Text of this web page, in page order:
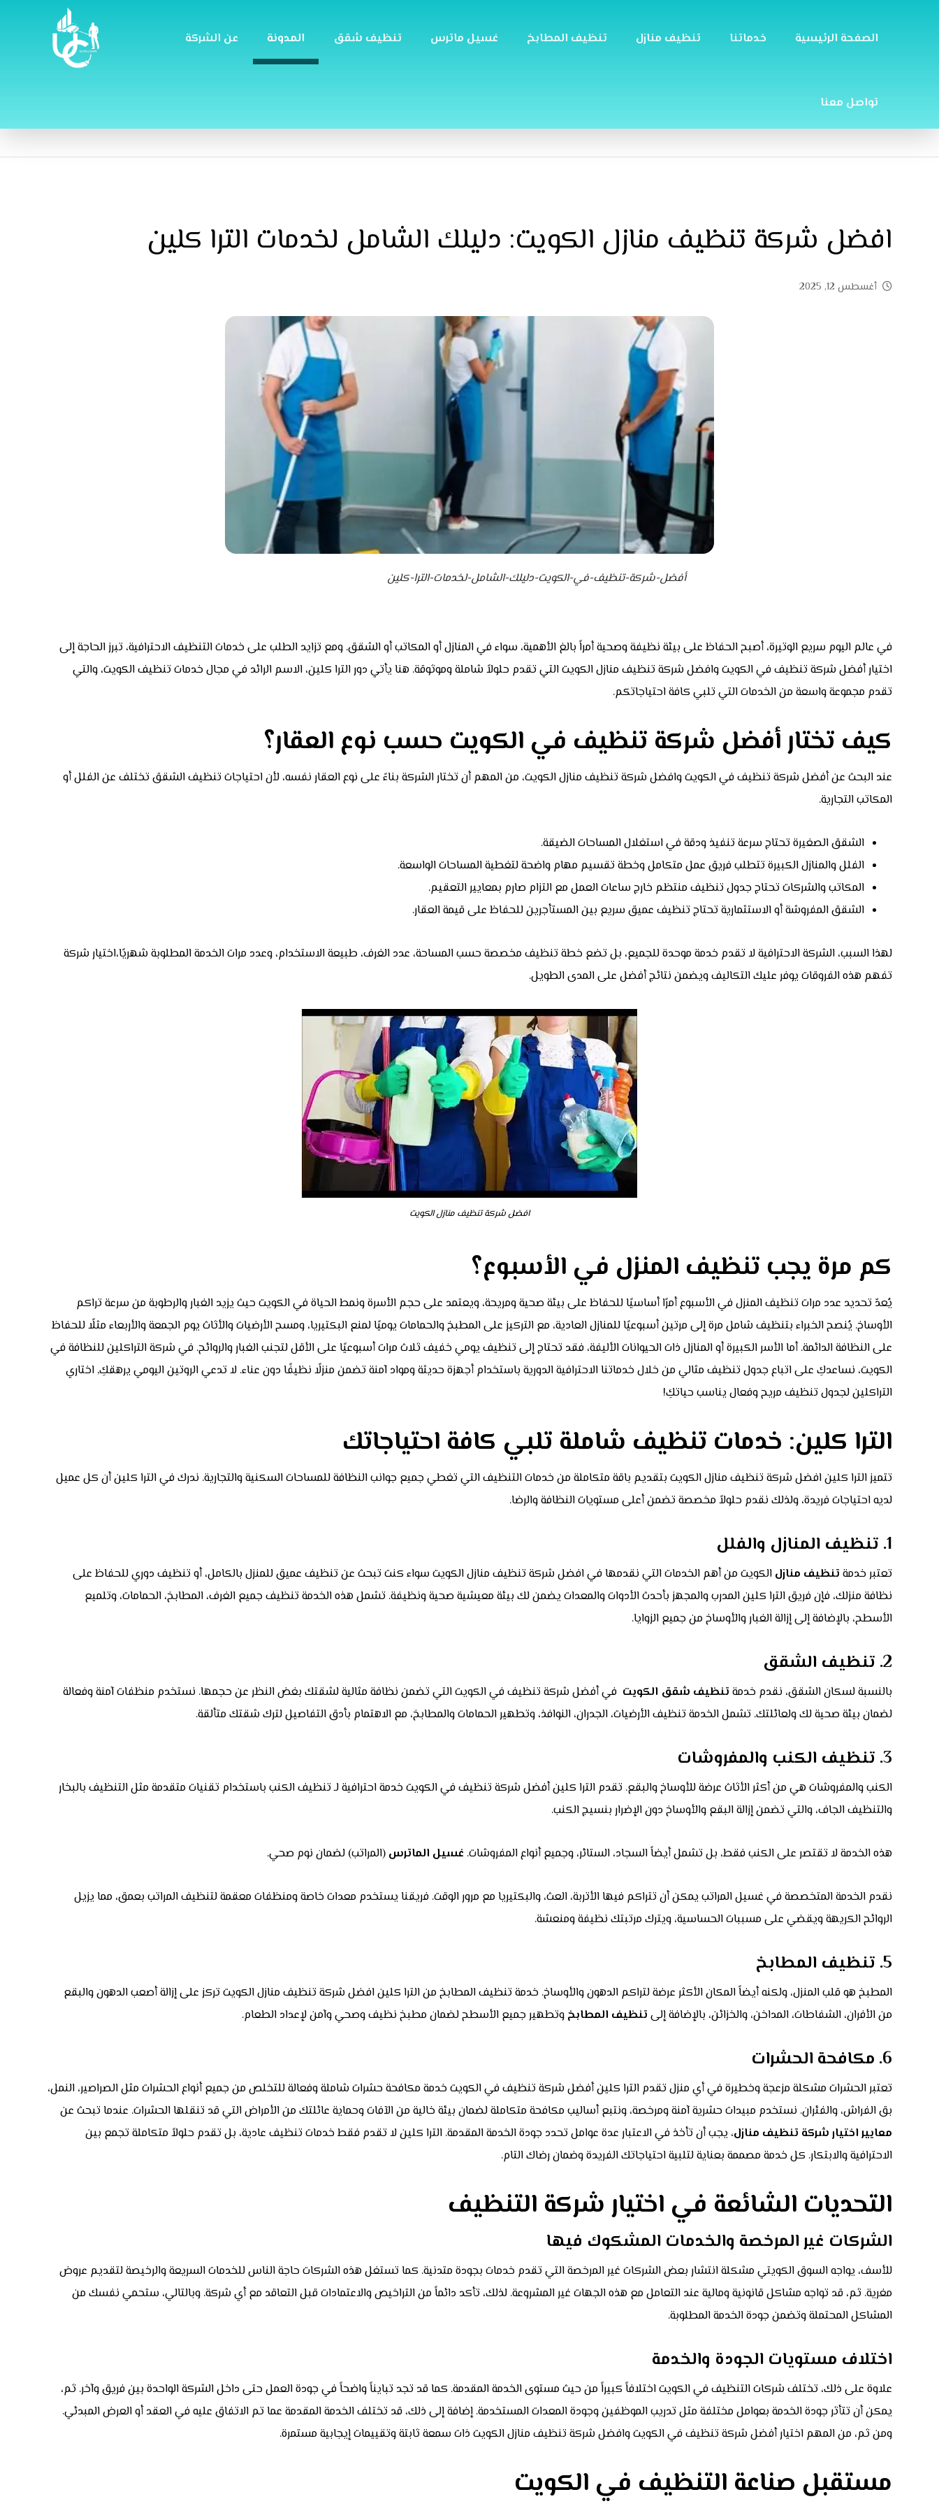
الصفحة الرئيسية خدماتنا تنظيف منازل تنظيف المطابخ غسيل ماترس تنظيف شقق المدونة عن الشركة
تواصل معنا
افضل شركة تنظيف منازل الكويت: دليلك الشامل لخدمات الترا كلين
أغسطس 12, 2025
أفضل-شركة-تنظيف-في-الكويت-دليلك-الشامل-لخدمات-الترا-كلين
في عالم اليوم سريع الوتيرة، أصبح الحفاظ على بيئة نظيفة وصحية أمراً بالغ الأهمية، سواء في المنازل أو المكاتب أو الشقق. ومع تزايد الطلب على خدمات التنظيف الاحترافية، تبرز الحاجة إلى
اختيار أفضل شركة تنظيف في الكويت وافضل شركة تنظيف منازل الكويت التي تقدم حلولاً شاملة وموثوقة. هنا يأتي دور الترا كلين، الاسم الرائد في مجال خدمات تنظيف الكويت، والتي
تقدم مجموعة واسعة من الخدمات التي تلبي كافة احتياجاتكم.
كيف تختار أفضل شركة تنظيف في الكويت حسب نوع العقار؟
عند البحث عن أفضل شركة تنظيف في الكويت وافضل شركة تنظيف منازل الكويت، من المهم أن تختار الشركة بناءً على نوع العقار نفسه، لأن احتياجات تنظيف الشقق تختلف عن الفلل أو
المكاتب التجارية.
الشقق الصغيرة تحتاج سرعة تنفيذ ودقة في استغلال المساحات الضيقة.
الفلل والمنازل الكبيرة تتطلب فريق عمل متكامل وخطة تقسيم مهام واضحة لتغطية المساحات الواسعة.
المكاتب والشركات تحتاج جدول تنظيف منتظم خارج ساعات العمل مع التزام صارم بمعايير التعقيم.
الشقق المفروشة أو الاستثمارية تحتاج تنظيف عميق سريع بين المستأجرين للحفاظ على قيمة العقار.
لهذا السبب، الشركة الاحترافية لا تقدم خدمة موحدة للجميع، بل تضع خطة تنظيف مخصصة حسب المساحة، عدد الغرف، طبيعة الاستخدام، وعدد مرات الخدمة المطلوبة شهريًا،اختيار شركة
تفهم هذه الفروقات يوفر عليك التكاليف ويضمن نتائج أفضل على المدى الطويل.
افضل شركة تنظيف منازل الكويت
كم مرة يجب تنظيف المنزل في الأسبوع؟
يُعدّ تحديد عدد مرات تنظيف المنزل في الأسبوع أمرًا أساسيًا للحفاظ على بيئة صحية ومريحة، ويعتمد على حجم الأسرة ونمط الحياة في الكويت حيث يزيد الغبار والرطوبة من سرعة تراكم
الأوساخ. يُنصح الخبراء بتنظيف شامل مرة إلى مرتين أسبوعيًا للمنازل العادية، مع التركيز على المطبخ والحمامات يوميًا لمنع البكتيريا، ومسح الأرضيات والأثاث يوم الجمعة والأربعاء مثلًا للحفاظ
على النظافة الدائمة. أما الأسر الكبيرة أو المنازل ذات الحيوانات الأليفة، فقد تحتاج إلى تنظيف يومي خفيف ثلاث مرات أسبوعيًا على الأقل لتجنب الغبار والروائح. في شركة التراكلين للنظافة في
الكويت، نساعدكِ على اتباع جدول تنظيف مثالي من خلال خدماتنا الاحترافية الدورية باستخدام أجهزة حديثة ومواد آمنة تضمن منزلًا نظيفًا دون عناء. لا تدعي الروتين اليومي يرهقكِ, اختاري
التراكلين لجدول تنظيف مريح وفعال يناسب حياتكِ!
الترا كلين: خدمات تنظيف شاملة تلبي كافة احتياجاتك
تتميز الترا كلين افضل شركة تنظيف منازل الكويت بتقديم باقة متكاملة من خدمات التنظيف التي تغطي جميع جوانب النظافة للمساحات السكنية والتجارية. ندرك في الترا كلين أن كل عميل
لديه احتياجات فريدة، ولذلك نقدم حلولاً مخصصة تضمن أعلى مستويات النظافة والرضا.
1. تنظيف المنازل والفلل
تعتبر خدمة تنظيف منازل الكويت من أهم الخدمات التي نقدمها في افضل شركة تنظيف منازل الكويت سواء كنت تبحث عن تنظيف عميق للمنزل بالكامل، أو تنظيف دوري للحفاظ على
نظافة منزلك، فإن فريق الترا كلين المدرب والمجهز بأحدث الأدوات والمعدات يضمن لك بيئة معيشية صحية ونظيفة. تشمل هذه الخدمة تنظيف جميع الغرف، المطابخ، الحمامات، وتلميع
الأسطح، بالإضافة إلى إزالة الغبار والأوساخ من جميع الزوايا.
2. تنظيف الشقق
بالنسبة لسكان الشقق، نقدم خدمة تنظيف شقق الكويت في أفضل شركة تنظيف في الكويت التي تضمن نظافة مثالية لشقتك بغض النظر عن حجمها. نستخدم منظفات آمنة وفعالة
لضمان بيئة صحية لك ولعائلتك. تشمل الخدمة تنظيف الأرضيات، الجدران، النوافذ، وتطهير الحمامات والمطابخ، مع الاهتمام بأدق التفاصيل لترك شقتك متألقة.
3. تنظيف الكنب والمفروشات
الكنب والمفروشات هي من أكثر الأثاث عرضة للأوساخ والبقع. تقدم الترا كلين أفضل شركة تنظيف في الكويت خدمة احترافية لـ تنظيف الكنب باستخدام تقنيات متقدمة مثل التنظيف بالبخار
والتنظيف الجاف، والتي تضمن إزالة البقع والأوساخ دون الإضرار بنسيج الكنب.
هذه الخدمة لا تقتصر على الكنب فقط، بل تشمل أيضاً السجاد، الستائر، وجميع أنواع المفروشات. غسيل الماترس (المراتب) لضمان نوم صحي.
نقدم الخدمة المتخصصة في غسيل المراتب يمكن أن تتراكم فيها الأتربة، العث، والبكتيريا مع مرور الوقت. فريقنا يستخدم معدات خاصة ومنظفات معقمة لتنظيف المراتب بعمق، مما يزيل
الروائح الكريهة ويقضي على مسببات الحساسية، ويترك مرتبتك نظيفة ومنعشة.
5. تنظيف المطابخ
المطبخ هو قلب المنزل، ولكنه أيضاً المكان الأكثر عرضة لتراكم الدهون والأوساخ. خدمة تنظيف المطابخ من الترا كلين افضل شركة تنظيف منازل الكويت تركز على إزالة أصعب الدهون والبقع
من الأفران، الشفاطات، المداخن، والخزائن، بالإضافة إلى تنظيف المطابخ وتطهير جميع الأسطح لضمان مطبخ نظيف وصحي وآمن لإعداد الطعام.
6. مكافحة الحشرات
تعتبر الحشرات مشكلة مزعجة وخطيرة في أي منزل تقدم الترا كلين أفضل شركة تنظيف في الكويت خدمة مكافحة حشرات شاملة وفعالة للتخلص من جميع أنواع الحشرات مثل الصراصير، النمل،
بق الفراش، والفئران. نستخدم مبيدات حشرية آمنة ومرخصة، ونتبع أساليب مكافحة متكاملة لضمان بيئة خالية من الآفات وحماية عائلتك من الأمراض التي قد تنقلها الحشرات. عندما تبحث عن
معايير اختيار شركة تنظيف منازل، يجب أن تأخذ في الاعتبار عدة عوامل تحدد جودة الخدمة المقدمة. الترا كلين لا تقدم فقط خدمات تنظيف عادية، بل تقدم حلولاً متكاملة تجمع بين
الاحترافية والابتكار. كل خدمة مصممة بعناية لتلبية احتياجاتك الفريدة وضمان رضاك التام.
التحديات الشائعة في اختيار شركة التنظيف
الشركات غير المرخصة والخدمات المشكوك فيها
للأسف، يواجه السوق الكويتي مشكلة انتشار بعض الشركات غير المرخصة التي تقدم خدمات بجودة متدنية. كما تستغل هذه الشركات حاجة الناس للخدمات السريعة والرخيصة لتقديم عروض
مغرية. ثم، قد تواجه مشاكل قانونية ومالية عند التعامل مع هذه الجهات غير المشروعة. لذلك، تأكد دائماً من التراخيص والاعتمادات قبل التعاقد مع أي شركة. وبالتالي، ستحمي نفسك من
المشاكل المحتملة وتضمن جودة الخدمة المطلوبة.
اختلاف مستويات الجودة والخدمة
علاوة على ذلك، تختلف شركات التنظيف في الكويت اختلافاً كبيراً من حيث مستوى الخدمة المقدمة. كما قد تجد تبايناً واضحاً في جودة العمل حتى داخل الشركة الواحدة بين فريق وآخر. ثم،
يمكن أن تتأثر جودة الخدمة بعوامل مختلفة مثل تدريب الموظفين وجودة المعدات المستخدمة. إضافة إلى ذلك، قد تختلف الخدمة المقدمة عما تم الاتفاق عليه في العقد أو العرض المبدئي.
ومن ثم، من المهم اختيار أفضل شركة تنظيف في الكويت وافضل شركة تنظيف منازل الكويت ذات سمعة ثابتة وتقييمات إيجابية مستمرة.
مستقبل صناعة التنظيف في الكويت